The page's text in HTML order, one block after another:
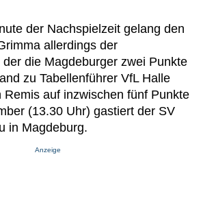
der Nachspielzeit gelang den
allerdings der
die Magdeburger zwei Punkte
zu Tabellenführer VfL Halle
Remis auf inzwischen fünf Punkte
(13.30 Uhr) gastiert der SV
in Magdeburg.
Anzeige